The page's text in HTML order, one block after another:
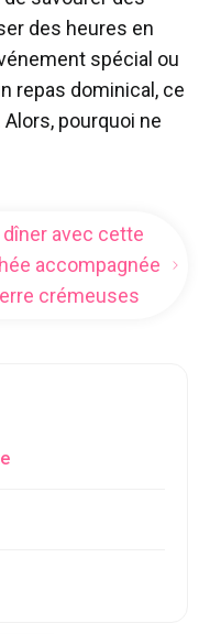
des heures en
spécial ou
repas dominical, ce
pourquoi ne
avec cette
accompagnée
crémeuses